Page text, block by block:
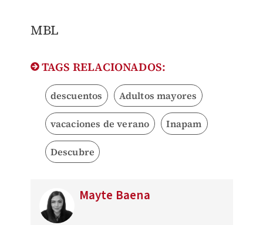
MBL
TAGS RELACIONADOS:
descuentos Adultos mayores
vacaciones de verano Inapam
Descubre
Mayte Baena